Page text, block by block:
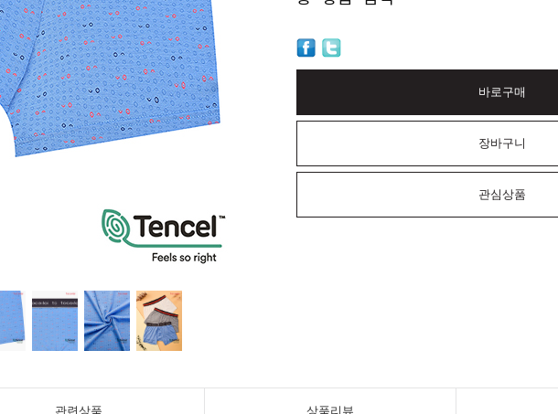
바로구매
장바구니
관심상품
관련상품 상품리뷰